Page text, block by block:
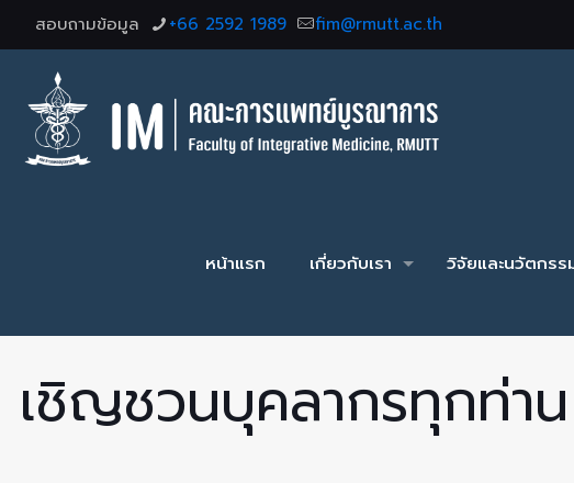
สอบถามข้อมูล +66 2592 1989 fim@rmutt.ac.th
หน้าแรก เกี่ยวกับเรา วิจัยและนวัตกรร
เชิญชวนบุคลากรทุกท่า